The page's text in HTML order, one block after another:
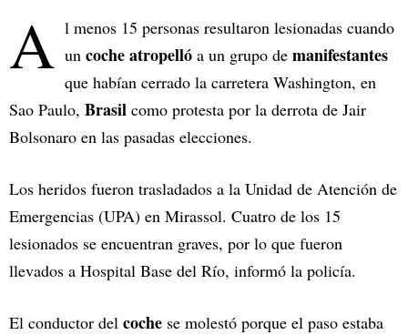
A l menos 15 personas resultaron lesionadas cuando
un coche atropelló a un grupo de manifestantes
que habían cerrado la carretera Washington, en
Sao Paulo, Brasil como protesta por la derrota de Jair
Bolsonaro en las pasadas elecciones.
Los heridos fueron trasladados a la Unidad de Atención de
Emergencias (UPA) en Mirassol. Cuatro de los 15
lesionados se encuentran graves, por lo que fueron
llevados a Hospital Base del Río, informó la policía.
El conductor del coche se molestó porque el paso estaba